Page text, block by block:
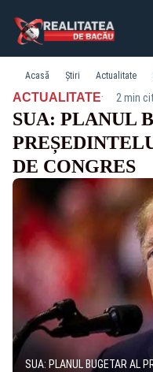
Acasă Știri Actualitate
ACTUALITATE· 2 min
SUA: PLANUL
DE CONGRES
SUA: PLANUL BUGETAR AL